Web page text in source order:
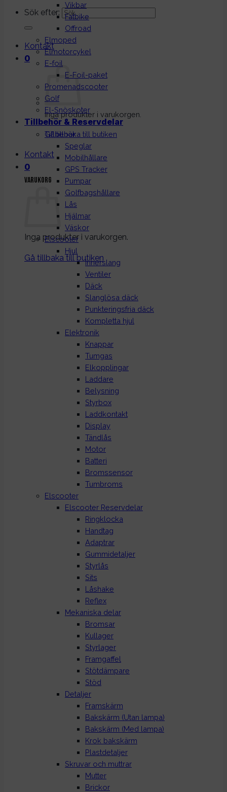
Sök efter:
Kontakt
0
Inga produkter i varukorgen.
Gå tillbaka till butiken
Kontakt
0
Varukorg
Inga produkter i varukorgen.
Gå tillbaka till butiken
Vikbar
Fatbike
Offroad
Elmoped
Elmotorcykel
E-foil
E-Foil-paket
Promenadscooter
Golf
El-Snöskoter
Tillbehör & Reservdelar
Tillbehör
Speglar
Mobilhållare
GPS Tracker
Pumpar
Golfbagshållare
Lås
Hjälmar
Väskor
Elscooter
Hjul
Innerslang
Ventiler
Däck
Slanglösa däck
Punkteringsfria däck
Kompletta hjul
Elektronik
Knappar
Tumgas
Elkopplingar
Laddare
Belysning
Styrbox
Laddkontakt
Display
Tändlås
Motor
Batteri
Bromssensor
Tumbroms
Elscooter
Elscooter Reservdelar
Ringklocka
Handtag
Adaptrar
Gummidetaljer
Styrlås
Sits
Låshake
Reflex
Mekaniska delar
Bromsar
Kullager
Styrlager
Framgaffel
Stötdämpare
Stöd
Detaljer
Framskärm
Bakskärm (Utan lampa)
Bakskärm (Med lampa)
Krok bakskärm
Plastdetaljer
Skruvar och muttrar
Mutter
Brickor